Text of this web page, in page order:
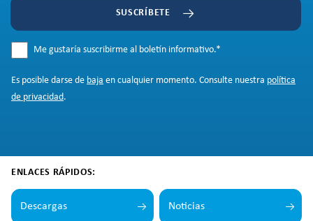
SUSCRÍBETE
Me gustaría suscribirme al boletín informativo.*
Es posible darse de baja en cualquier momento. Consulte nuestra política
de privacidad.
ENLACES RÁPIDOS:
Descargas Noticias